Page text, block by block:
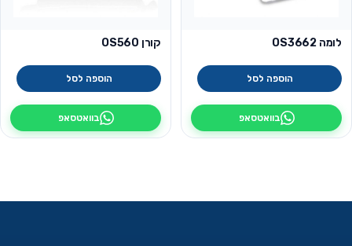
לומה OS3662
הוספה לסל
בוואטסאפ
קורן OS560
הוספה לסל
בוואטסאפ